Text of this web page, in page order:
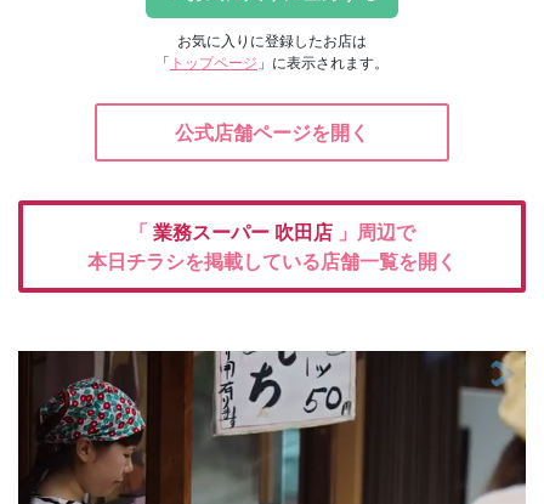
お気に入りに登録したお店は
「 トップページ 」に表示されます。
公式店舗ページを開く
「 業務スーパー 吹田店 」周辺で
本日チラシを掲載している店舗一覧を開く